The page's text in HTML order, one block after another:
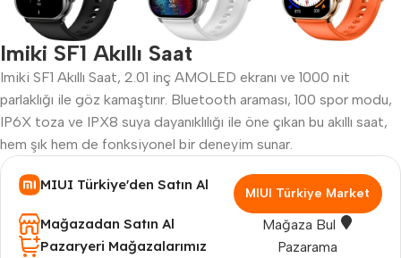
Imiki SF1 Akıllı Saat
Imiki SF1 Akıllı Saat, 2.01 inç AMOLED ekranı ve 1000 nit
parlaklığı ile göz kamaştırır. Bluetooth araması, 100 spor modu,
IP6X toza ve IPX8 suya dayanıklılığı ile öne çıkan bu akıllı saat,
hem şık hem de fonksiyonel bir deneyim sunar.
MIUI Türkiye'den Satın Al
MIUI Türkiye Market
Mağazadan Satın Al
Mağaza Bul
Pazaryeri Mağazalarımız
Pazarama